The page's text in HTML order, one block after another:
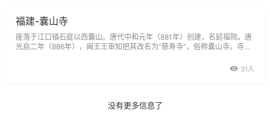
福建-囊山寺
座落于江口镇石庭以西囊山。唐代中和元年（881年）创建，名延福院。唐
光启二年（886年），闽王王审知把其改名为“慈寿寺”，俗称囊山寺。寺内
3年）增建斋房300间。嘉靖年间，寺被倭寇焚毁。现有建筑物为清康熙、
31人
没有更多信息了